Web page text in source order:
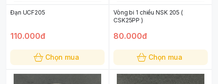
Đạn UCF205
110.000đ
Chọn mua
Vòng bi 1 chiều NSK 205 (
CSK25PP )
80.000đ
Chọn mua